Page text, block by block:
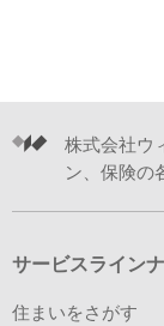
株式会社ウ
ン、保険の
サービスライン
住まいをさがす